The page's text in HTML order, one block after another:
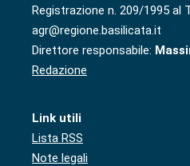
Registrazione n. 209/1995 al
agr@regione.basilicata.it
Direttore responsabile:
Redazione
Link utili
Lista RSS
Note legali